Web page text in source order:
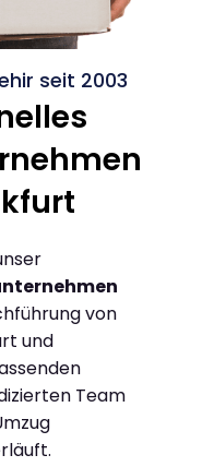
seit 2003
von
und
Team